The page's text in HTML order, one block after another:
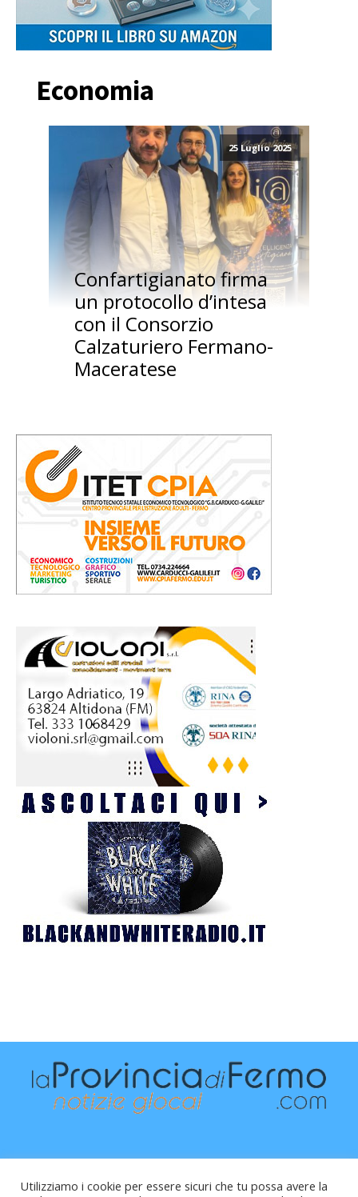
Economia
25 Luglio 2025
Confartigianato firma
un protocollo d’intesa
con il Consorzio
Calzaturiero Fermano-
Maceratese
Utilizziamo i cookie per essere sicuri che tu possa avere la